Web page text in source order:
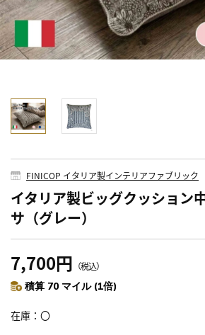
FINICOP イタリア製インテリアファブリック
イタリア製ビッグクッション
サ（グレー）
7,700円 （税込）
積算 70 マイル (1倍)
在庫 〇